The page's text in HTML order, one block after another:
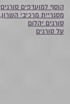
הוסף למועדפים סורגים
מסגריית מרכיבי השרון,
סורגים יהלום
על סורגים